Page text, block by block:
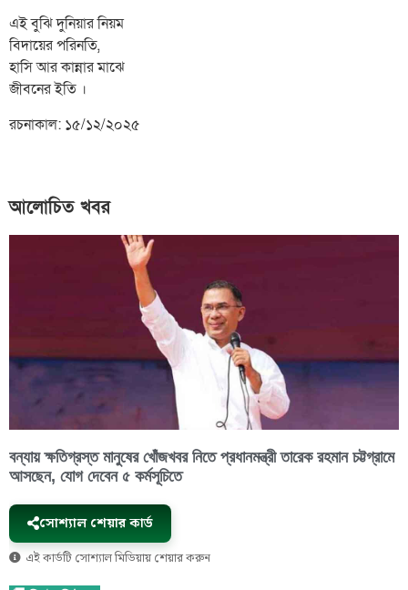
এই বুঝি দুনিয়ার নিয়ম
বিদায়ের পরিনতি,
হাসি আর কান্নার মাঝে
জীবনের ইতি ।
রচনাকাল: ১৫/১২/২০২৫
আলোচিত খবর
বন্যায় ক্ষতিগ্রস্ত মানুষের খোঁজখবর নিতে প্রধানমন্ত্রী তারেক রহমান চট্টগ্রামে
আসছেন, যোগ দেবেন ৫ কর্মসূচিতে
সোশ্যাল শেয়ার কার্ড
এই কার্ডটি সোশ্যাল মিডিয়ায় শেয়ার করুন